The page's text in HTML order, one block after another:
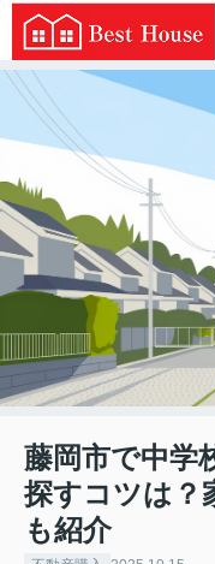
藤岡市で中学
探すコツは？
も紹介